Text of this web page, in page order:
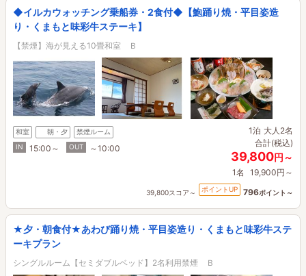
◆イルカウォッチング乗船券・2食付◆【鮑踊り焼・平目姿造
り・くまもと味彩牛ステーキ】
【禁煙】海が見える10畳和室 Ｂ
和室 朝・夕
禁煙ルーム
IN
15:00～ OUT ～10:00
1泊 大人2名
合計(税込)
39,800円～
1名 19,900円～
39,800スコア～ ポイントUP 796ポイント～
★夕・朝食付★あわび踊り焼・平目姿造り・くまもと味彩牛ステ
ーキプラン
シングルルーム【セミダブルベッド】2名利用禁煙 Ｂ